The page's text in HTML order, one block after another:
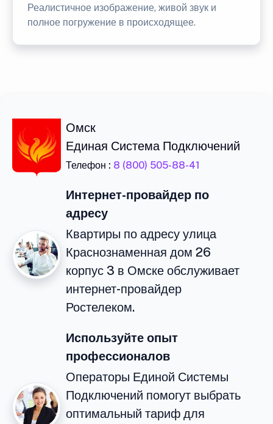
Реалистичное изображение, живой звук и
полное погружение в происходящее.
Омск
Единая Система Подключений
Телефон : 8 (800) 505-88-41
Интернет-провайдер по
адресу
Квартиры по адресу улица
Краснознаменная дом 26
корпус 3 в Омске обслуживает
интернет-провайдер
Ростелеком.
Используйте опыт
профессионалов
Операторы Единой Системы
Подключений помогут выбрать
оптимальный тариф для